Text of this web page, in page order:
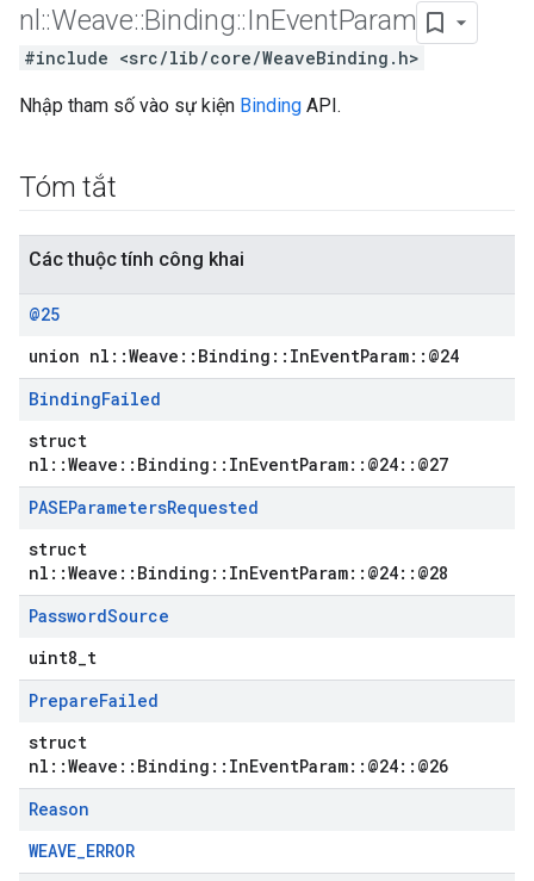
nl ::Weave::Binding::InEventParam
#include <src/lib/core/WeaveBinding.h>
Nhập tham số vào sự kiện Binding API.
Tóm tắt
Các thuộc tính công khai
@25
union nl::Weave::Binding::InEventParam::@24
BindingFailed
struct
nl::Weave::Binding::InEventParam::@24::@27
PASEParametersRequested
struct
nl::Weave::Binding::InEventParam::@24::@28
PasswordSource
uint8_t
PrepareFailed
struct
nl::Weave::Binding::InEventParam::@24::@26
Reason
WEAVE_ERROR